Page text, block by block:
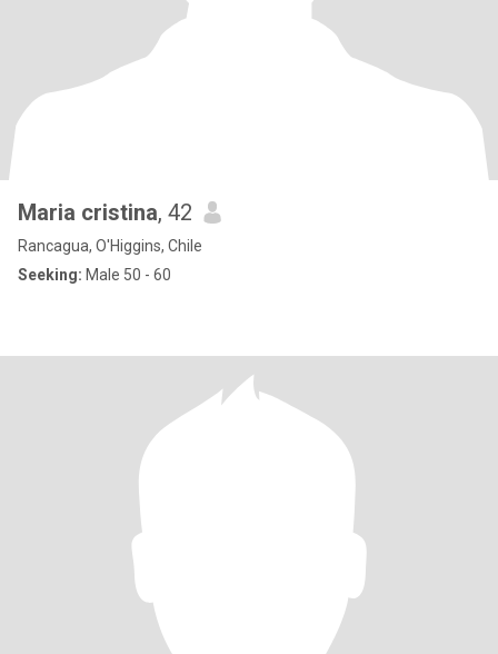
Maria cristina, 42
Rancagua, O'Higgins, Chile
Seeking: Male 50 - 60